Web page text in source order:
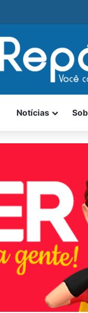
com revólver e
Notícias